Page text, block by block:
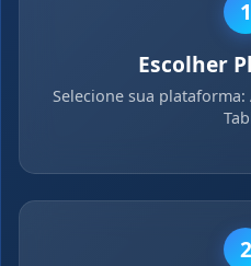
1
Escolher
Selecione sua
2